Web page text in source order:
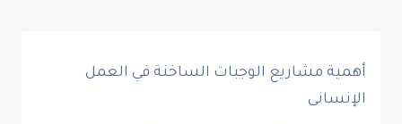
أهمية مشاريع الوجبات الساخنة في العمل
الإنسانى